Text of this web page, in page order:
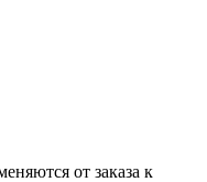
от заказа к